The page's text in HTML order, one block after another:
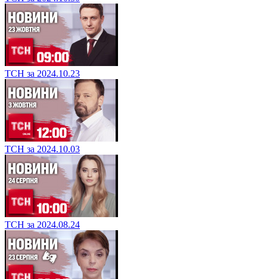
ТСН за 2024.10.23
ТСН за 2024.10.03
ТСН за 2024.08.24